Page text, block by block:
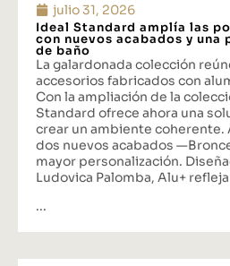
julio 31, 2026
Ideal Standard amplía las
con nuevos acabados y una
de baño
La galardonada colección
accesorios fabricados con
Con la ampliación de la
Standard ofrece ahora una
crear un ambiente coherente.
dos nuevos acabados
mayor personalización.
Ludovica Palomba, Alu+
...